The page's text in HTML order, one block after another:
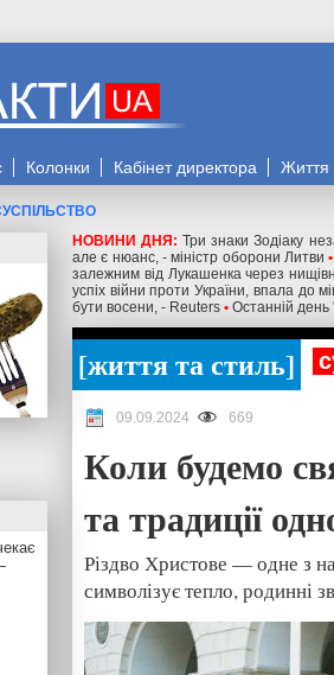
Колонки Кабінет директора Життя
НОВИНИ ДНЯ:Три знаки Зодіаку
але є нюанс, - міністр оборони Литви •
залежним від Лукашенка через
успіх війни проти України, впала до
бути восени, - Reuters • Останній день
життя та стиль
09.09.2024 669
Коли будемо
та традиції
Різдво Христове — одне з
символізує тепло, родинні